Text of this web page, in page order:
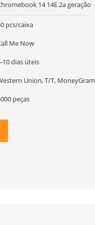
14 14E 2a geração
pcs/caixa
Me Now
10 dias úteis
Union, T/T, MoneyGram
peças